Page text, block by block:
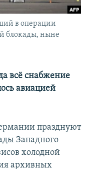
в операции
блокады, ныне
всё снабжение
авиацией
празднуют
Западного
холодной
архивных